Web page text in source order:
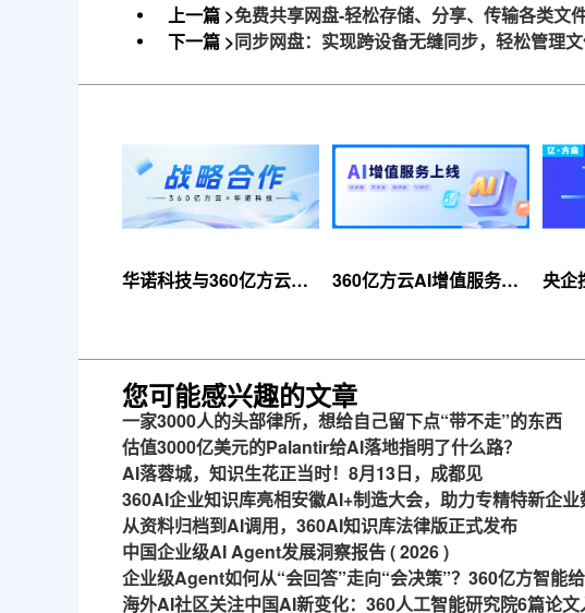
上一篇 >免费共享网盘-轻松存储、分享、传输各类文
下一篇 >同步网盘：实现跨设备无缝同步，轻松管理文
华诺科技与360亿方云达
360亿方云AI增值服务上
央企
您可能感兴趣的文章
一家3000人的头部律所，想给自己留下点“带不走”的东西
估值3000亿美元的Palantir给AI落地指明了什么路？
AI落蓉城，知识生花正当时！8月13日，成都见
360AI企业知识库亮相安徽AI+制造大会，助力专精特新企业
从资料归档到AI调用，360AI知识库法律版正式发布
中国企业级AI Agent发展洞察报告 ( 2026 )
企业级Agent如何从“会回答”走向“会决策”？360亿方智能
海外AI社区关注中国AI新变化：360人工智能研究院6篇论